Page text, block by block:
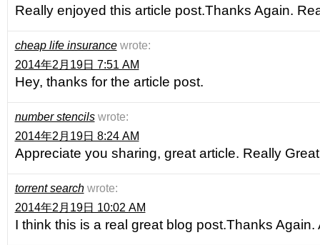
Really enjoyed this article post.Thanks Again.
cheap life insurance wrote:
2014年2月19日 7:51 AM
Hey, thanks for the article post.
number stencils wrote:
2014年2月19日 8:24 AM
Appreciate you sharing, great article. Really
torrent search wrote:
2014年2月19日 10:02 AM
I think this is a real great blog post.Thanks Again.